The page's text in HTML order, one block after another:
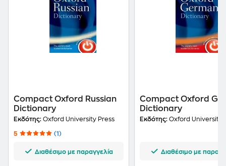
Compact Oxford Russian
Dictionary
Εκδότης: Oxford University Press
5 (1)
Διαθέσιμο με παραγγελία
Compact Oxford
Dictionary
Εκδότης: Oxford University
Διαθέσιμο με